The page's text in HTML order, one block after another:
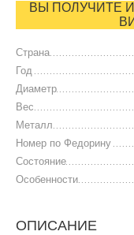
ВЫ ПОЛУЧИТЕ
Страна
Год
Диаметр
Вес
Металл
Номер по Федорину
Состояние
Особенности
ОПИСАНИЕ